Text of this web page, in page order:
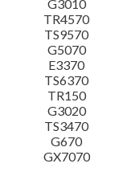
G3010
TR4570
TS9570
G5070
E3370
TS6370
TR150
G3020
TS3470
G670
GX7070